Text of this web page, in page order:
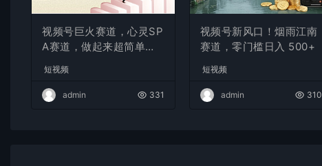
视频号巨火赛道，心灵SP
A赛道，做起来超简单，
短视频
admin 331
视频号新风口！烟雨江南
赛道，零门槛日入 500+
短视频
admin 310